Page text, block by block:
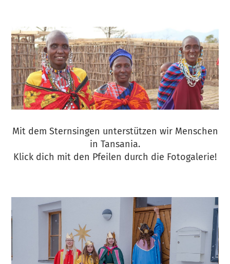
Mit dem Sternsingen unterstützen wir Menschen
in Tansania.
Klick dich mit den Pfeilen durch die Fotogalerie!